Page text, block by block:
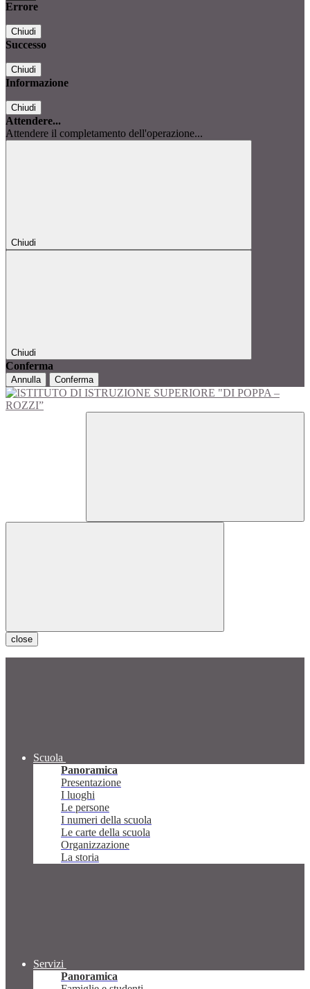
Errore
Chiudi
Successo
Chiudi
Informazione
Chiudi
Attendere...
Attendere il completamento dell'operazione...
Chiudi
Chiudi
Conferma
Annulla Conferma
close
Scuola
Panoramica
Presentazione
I luoghi
Le persone
I numeri della scuola
Le carte della scuola
Organizzazione
La storia
Servizi
Panoramica